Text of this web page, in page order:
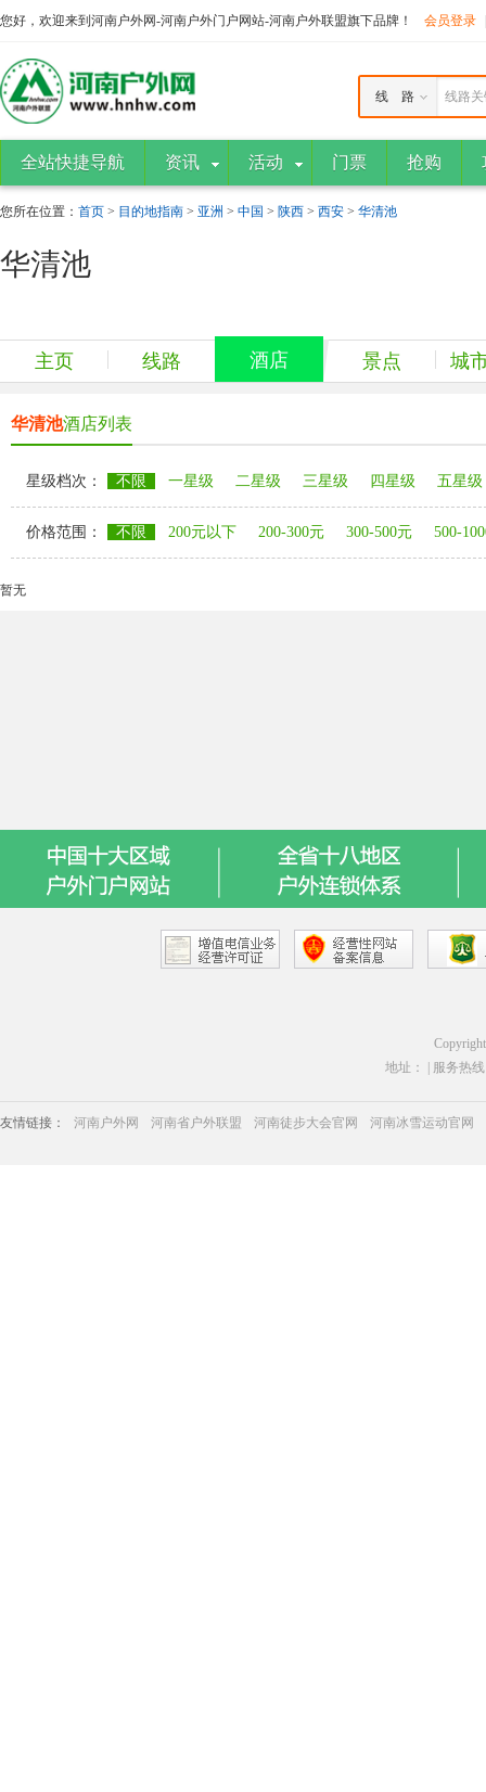
您好，欢迎来到河南户外网-河南户外门户网站-河南户外联盟旗下品牌！ 会员登录
线路
线 路
全站快捷导航 资讯 活动 门票 抢购
您所在位置： 首页 > 目的地指南 > 亚洲 > 中国 > 陕西 > 西安 > 华清池
华清池
主页 线路 酒店 景点 城
华清池酒店列表
星级档次： 不限 一星级 二星级 三星级 四星级 五星级
价格范围： 不限 200元以下 200-300元 300-500元 500-
暂无
地址： | 服务热线
友情链接： 河南户外网 河南省户外联盟 河南徒步大会官网 河南冰雪运动官网